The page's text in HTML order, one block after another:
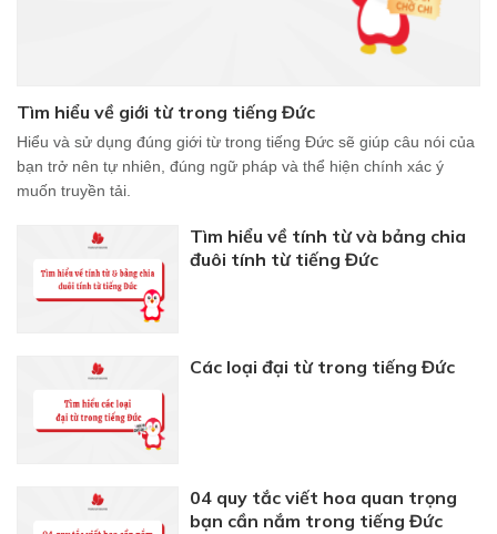
Tìm hiểu về giới từ trong tiếng Đức
Hiểu và sử dụng đúng giới từ trong tiếng Đức sẽ giúp câu nói của
bạn trở nên tự nhiên, đúng ngữ pháp và thể hiện chính xác ý
muốn truyền tải.
Tìm hiểu về tính từ và bảng chia
đuôi tính từ tiếng Đức
Các loại đại từ trong tiếng Đức
04 quy tắc viết hoa quan trọng
bạn cần nắm trong tiếng Đức